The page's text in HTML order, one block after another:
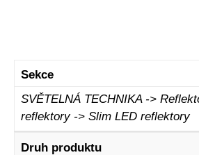
Sekce
SVĚTELNÁ TECHNIKA ->
reflektory -> Slim LED reflektory
Druh produktu